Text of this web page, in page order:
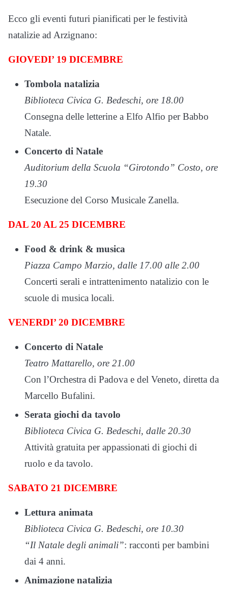
Ecco gli eventi futuri pianificati per le festività
natalizie ad Arzignano:
GIOVEDI’ 19 DICEMBRE
Tombola natalizia
Biblioteca Civica G. Bedeschi, ore 18.00
Consegna delle letterine a Elfo Alfio per Babbo
Natale.
Concerto di Natale
Auditorium della Scuola “Girotondo” Costo, ore
19.30
Esecuzione del Corso Musicale Zanella.
DAL 20 AL 25 DICEMBRE
Food & drink & musica
Piazza Campo Marzio, dalle 17.00 alle 2.00
Concerti serali e intrattenimento natalizio con le
scuole di musica locali.
VENERDI’ 20 DICEMBRE
Concerto di Natale
Teatro Mattarello, ore 21.00
Con l’Orchestra di Padova e del Veneto, diretta da
Marcello Bufalini.
Serata giochi da tavolo
Biblioteca Civica G. Bedeschi, dalle 20.30
Attività gratuita per appassionati di giochi di
ruolo e da tavolo.
SABATO 21 DICEMBRE
Lettura animata
Biblioteca Civica G. Bedeschi, ore 10.30
“Il Natale degli animali”: racconti per bambini
dai 4 anni.
Animazione natalizia